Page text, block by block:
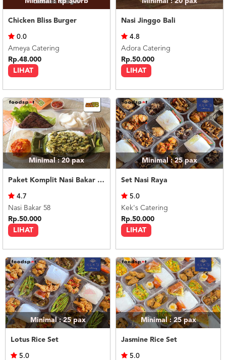
Chicken Bliss Burger
LIHAT
0.0
Ameya Catering
Rp.48.000
Nasi Jinggo Bali
LIHAT
4.8
Adora Catering
Rp.50.000
Minimal : 20pax
Paket Komplit Nasi Bakar Ayam Cabe Ijo
LIHAT
4.7
Nasi Bakar 58
Rp.50.000
Minimal : 25pax
Set Nasi Raya
LIHAT
5.0
Kek's Catering
Rp.50.000
Minimal : 25pax
Lotus Rice Set
5.0
Minimal : 25pax
Jasmine Rice Set
5.0